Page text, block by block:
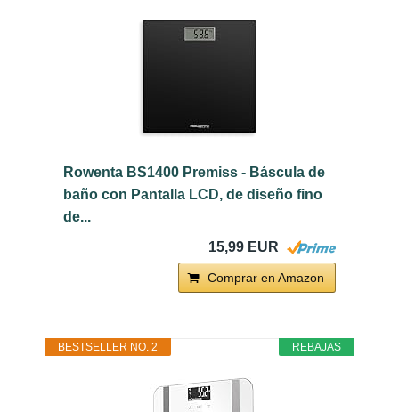
Rowenta BS1400 Premiss - Báscula de
baño con Pantalla LCD, de diseño fino
de...
15,99 EUR
Comprar en Amazon
REBAJAS
BESTSELLER NO. 2